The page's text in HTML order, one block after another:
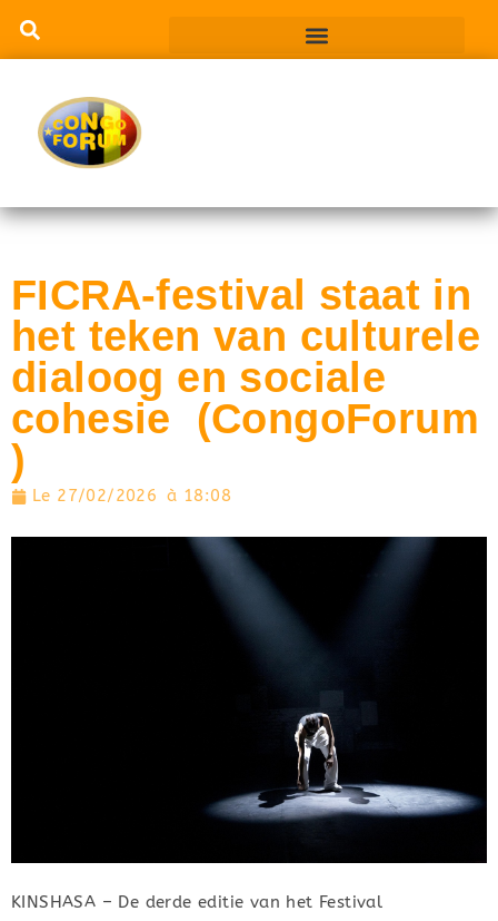
FICRA-festival staat in
het teken van culturele
dialoog en sociale
cohesie (CongoForum
)
Le 27/02/2026 à 18:08
KINSHASA – De derde editie van het Festival